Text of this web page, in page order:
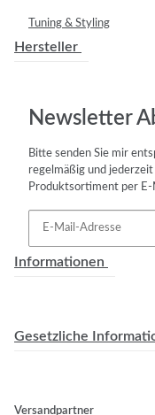
Tuning & Styling
Hersteller
Newsletter
Bitte senden Sie mir
regelmäßig und
Produktsortiment per E-
Informationen
Gesetzliche
Versandpartner